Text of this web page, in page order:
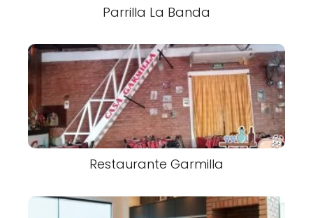
Parrilla La Banda
Restaurante Garmilla